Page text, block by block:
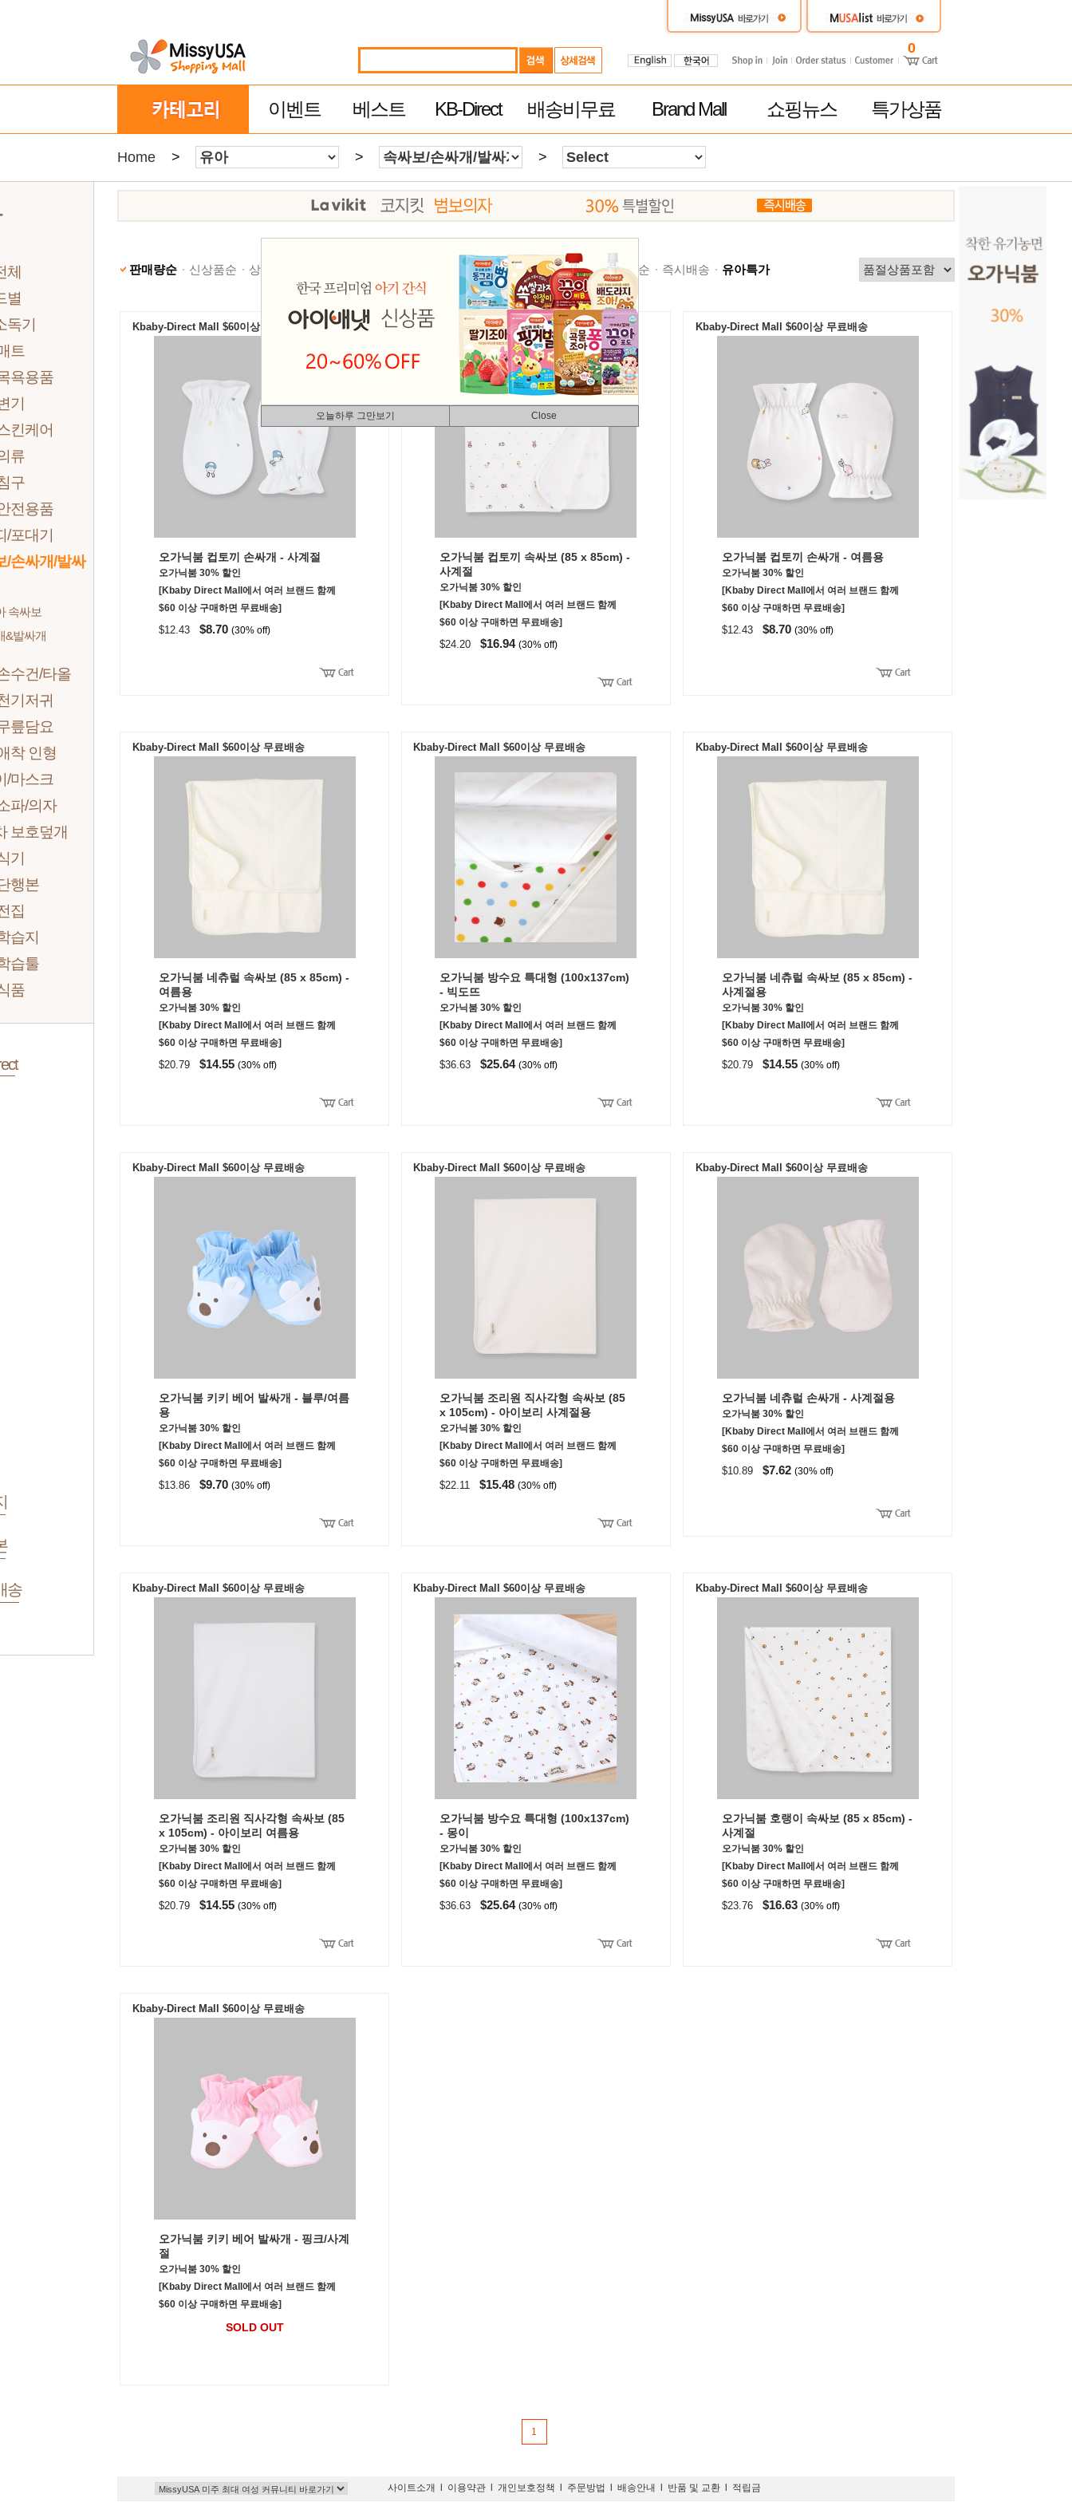
0
이벤트 베스트 KB-Direct 배송비무료 Brand Mall 쇼핑뉴스 특가상품
Home > > >
체
별
독기
트
욕용품
기
킨케어
류
구
전용품
/포대기
/손싸개/발싸
속싸보
&발싸개
수건/타올
기저귀
릎담요
착 인형
/마스크
파/의자
보호덮개
기
행본
집
습지
습툴
품
송
오늘하루 그만보기 Close
판매량순 신상품순 상품명순 제품평 많은순 빠른 배송순 추천순 즉시배송 유아특가
Kbaby-Direct Mall $60이상 무료배송
오가닉붐 컵토끼 손싸개 - 사계절
오가닉붐 30% 할인
[Kbaby Direct Mall에서 여러 브랜드 함께
$60 이상 구매하면 무료배송]
$12.43 $8.70 (30% off)
Kbaby-Direct Mall $60이상 무료배송
오가닉붐 컵토끼 속싸보 (85 x 85cm) -
사계절
오가닉붐 30% 할인
[Kbaby Direct Mall에서 여러 브랜드 함께
$60 이상 구매하면 무료배송]
$24.20$16.94(30% off)
Kbaby-Direct Mall $60이상 무료배송
오가닉붐 컵토끼 손싸개 - 여름용
오가닉붐 30% 할인
[Kbaby Direct Mall에서 여러 브랜드 함께
$60 이상 구매하면 무료배송]
$12.43 $8.70 (30% off)
Kbaby-Direct Mall $60이상 무료배송
오가닉붐 네츄럴 속싸보 (85 x 85cm) -
여름용
오가닉붐 30% 할인
[Kbaby Direct Mall에서 여러 브랜드 함께
$60 이상 구매하면 무료배송]
$20.79 $14.55 (30% off)
Kbaby-Direct Mall $60이상 무료배송
오가닉붐 방수요 특대형 (100x137cm)
- 빅도뜨
오가닉붐 30% 할인
[Kbaby Direct Mall에서 여러 브랜드 함께
$60 이상 구매하면 무료배송]
$36.63$25.64(30% off)
Kbaby-Direct Mall $60이상 무료배송
오가닉붐 네츄럴 속싸보 (85 x 85cm) -
사계절용
오가닉붐 30% 할인
[Kbaby Direct Mall에서 여러 브랜드 함께
$60 이상 구매하면 무료배송]
$20.79 $14.55 (30% off)
Kbaby-Direct Mall $60이상 무료배송
오가닉붐 키키 베어 발싸개 - 블루/여름
용
오가닉붐 30% 할인
[Kbaby Direct Mall에서 여러 브랜드 함께
$60 이상 구매하면 무료배송]
$13.86 $9.70 (30% off)
Kbaby-Direct Mall $60이상 무료배송
오가닉붐 조리원 직사각형 속싸보 (85
x 105cm) - 아이보리 사계절용
오가닉붐 30% 할인
[Kbaby Direct Mall에서 여러 브랜드 함께
$60 이상 구매하면 무료배송]
$22.11$15.48(30% off)
Kbaby-Direct Mall $60이상 무료배송
오가닉붐 네츄럴 손싸개 - 사계절용
오가닉붐 30% 할인
[Kbaby Direct Mall에서 여러 브랜드 함께
$60 이상 구매하면 무료배송]
$10.89 $7.62 (30% off)
Kbaby-Direct Mall $60이상 무료배송
오가닉붐 조리원 직사각형 속싸보 (85
x 105cm) - 아이보리 여름용
오가닉붐 30% 할인
[Kbaby Direct Mall에서 여러 브랜드 함께
$60 이상 구매하면 무료배송]
$20.79 $14.55 (30% off)
Kbaby-Direct Mall $60이상 무료배송
오가닉붐 방수요 특대형 (100x137cm)
- 몽이
오가닉붐 30% 할인
[Kbaby Direct Mall에서 여러 브랜드 함께
$60 이상 구매하면 무료배송]
$36.63$25.64(30% off)
Kbaby-Direct Mall $60이상 무료배송
오가닉붐 호랭이 속싸보 (85 x 85cm) -
사계절
오가닉붐 30% 할인
[Kbaby Direct Mall에서 여러 브랜드 함께
$60 이상 구매하면 무료배송]
$23.76 $16.63 (30% off)
Kbaby-Direct Mall $60이상 무료배송
오가닉붐 키키 베어 발싸개 - 핑크/사계
절
오가닉붐 30% 할인
[Kbaby Direct Mall에서 여러 브랜드 함께
$60 이상 구매하면 무료배송]
SOLD OUT
1
사이트소개 이용약관 개인보호정책 주문방법 배송안내 반품 및 교환 적립금